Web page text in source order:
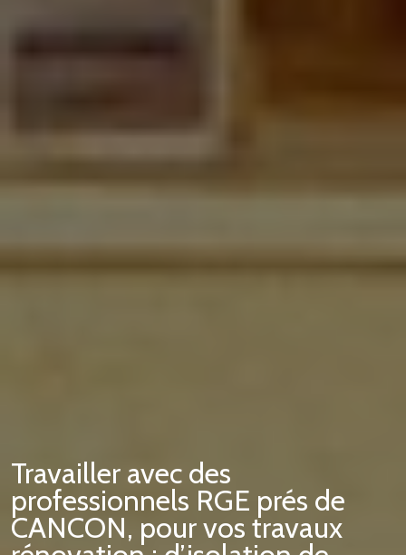
Travailler avec des
professionnels RGE prés de
CANCON, pour vos travaux